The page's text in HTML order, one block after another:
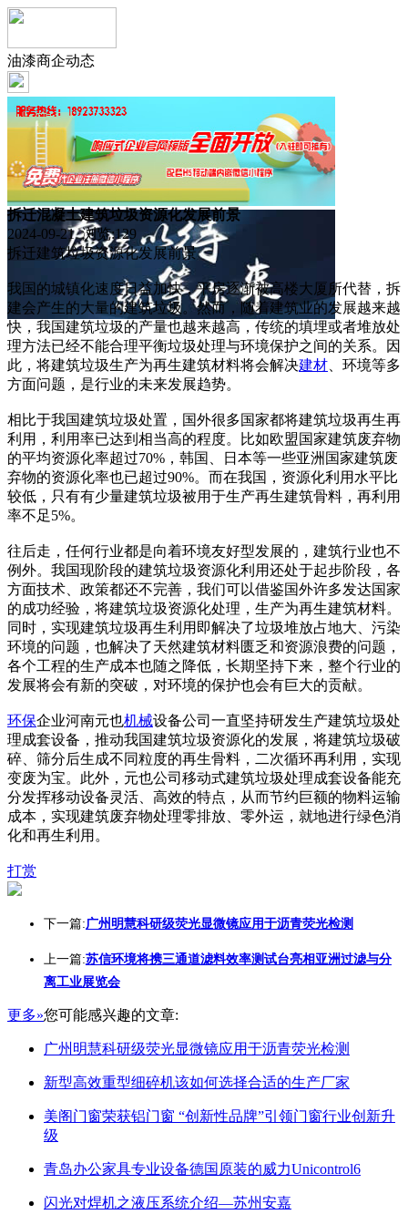
油漆商企动态
拆迁混凝土建筑垃圾资源化发展前景
2024-09-21 浏览:129
拆迁建筑垃圾资源化发展前景
我国的城镇化速度日益加快，平房逐渐被高楼大厦所代替，拆
建会产生的大量的建筑垃圾。然而，随着建筑业的发展越来越
快，我国建筑垃圾的产量也越来越高，传统的填埋或者堆放处
理方法已经不能合理平衡垃圾处理与环境保护之间的关系。因
此，将建筑垃圾生产为再生建筑材料将会解决建材 、环境等多
方面问题，是行业的未来发展趋势。
相比于我国建筑垃圾处置，国外很多国家都将建筑垃圾再生再
利用，利用率已达到相当高的程度。比如欧盟国家建筑废弃物
的平均资源化率超过70%，韩国、日本等一些亚洲国家建筑废
弃物的资源化率也已超过90%。而在我国，资源化利用水平比
较低，只有有少量建筑垃圾被用于生产再生建筑骨料，再利用
率不足5%。
往后走，任何行业都是向着环境友好型发展的，建筑行业也不
例外。我国现阶段的建筑垃圾资源化利用还处于起步阶段，各
方面技术、政策都还不完善，我们可以借鉴国外许多发达国家
的成功经验，将建筑垃圾资源化处理，生产为再生建筑材料。
同时，实现建筑垃圾再生利用即解决了垃圾堆放占地大、污染
环境的问题，也解决了天然建筑材料匮乏和资源浪费的问题，
各个工程的生产成本也随之降低，长期坚持下来，整个行业的
发展将会有新的突破，对环境的保护也会有巨大的贡献。
环保企业河南元也机械设备公司一直坚持研发生产建筑垃圾处
理成套设备，推动我国建筑垃圾资源化的发展，将建筑垃圾破
碎、筛分后生成不同粒度的再生骨料，二次循环再利用，实现
变废为宝。此外，元也公司移动式建筑垃圾处理成套设备能充
分发挥移动设备灵活、高效的特点，从而节约巨额的物料运输
成本，实现建筑废弃物处理零排放、零外运，就地进行绿色消
化和再生利用。
打赏
下一篇:广州明慧科研级荧光显微镜应用于沥青荧光检测
上一篇:苏信环境将携三通道滤料效率测试台亮相亚洲过滤与分
离工业展览会
更多»您可能感兴趣的文章:
广州明慧科研级荧光显微镜应用于沥青荧光检测
新型高效重型细碎机该如何选择合适的生产厂家
美阁门窗荣获铝门窗 “创新性品牌”引领门窗行业创新升
级
青岛办公家具专业设备德国原装的威力Unicontrol6
闪光对焊机之液压系统介绍—苏州安嘉